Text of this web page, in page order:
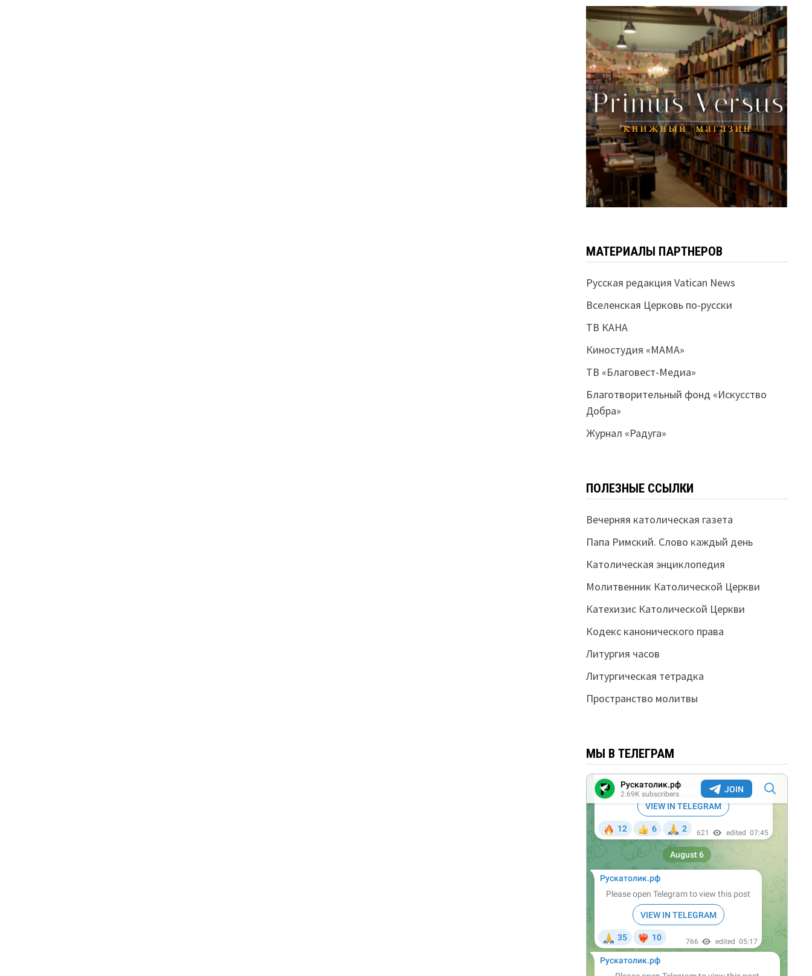
МАТЕРИАЛЫ ПАРТНЕРОВ
Русская редакция Vatican News
Вселенская Церковь по-русски
ТВ КАНА
Киностудия «МАМА»
ТВ «Благовест-Медиа»
Благотворительный фонд «Искусство
Добра»
Журнал «Радуга»
ПОЛЕЗНЫЕ ССЫЛКИ
Вечерняя католическая газета
Папа Римский. Слово каждый день
Католическая энциклопедия
Молитвенник Католической Церкви
Катехизис Католической Церкви
Кодекс канонического права
Литургия часов
Литургическая тетрадка
Пространство молитвы
МЫ В ТЕЛЕГРАМ